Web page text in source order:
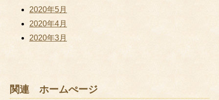
2020年5月
2020年4月
2020年3月
関連 ホームぺージ